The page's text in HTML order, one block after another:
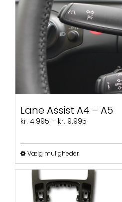
Lane Assist A4 – A5
kr. 4.995 – kr. 9.995
Vælg mulighederDette
vare
har
flere
varianter.